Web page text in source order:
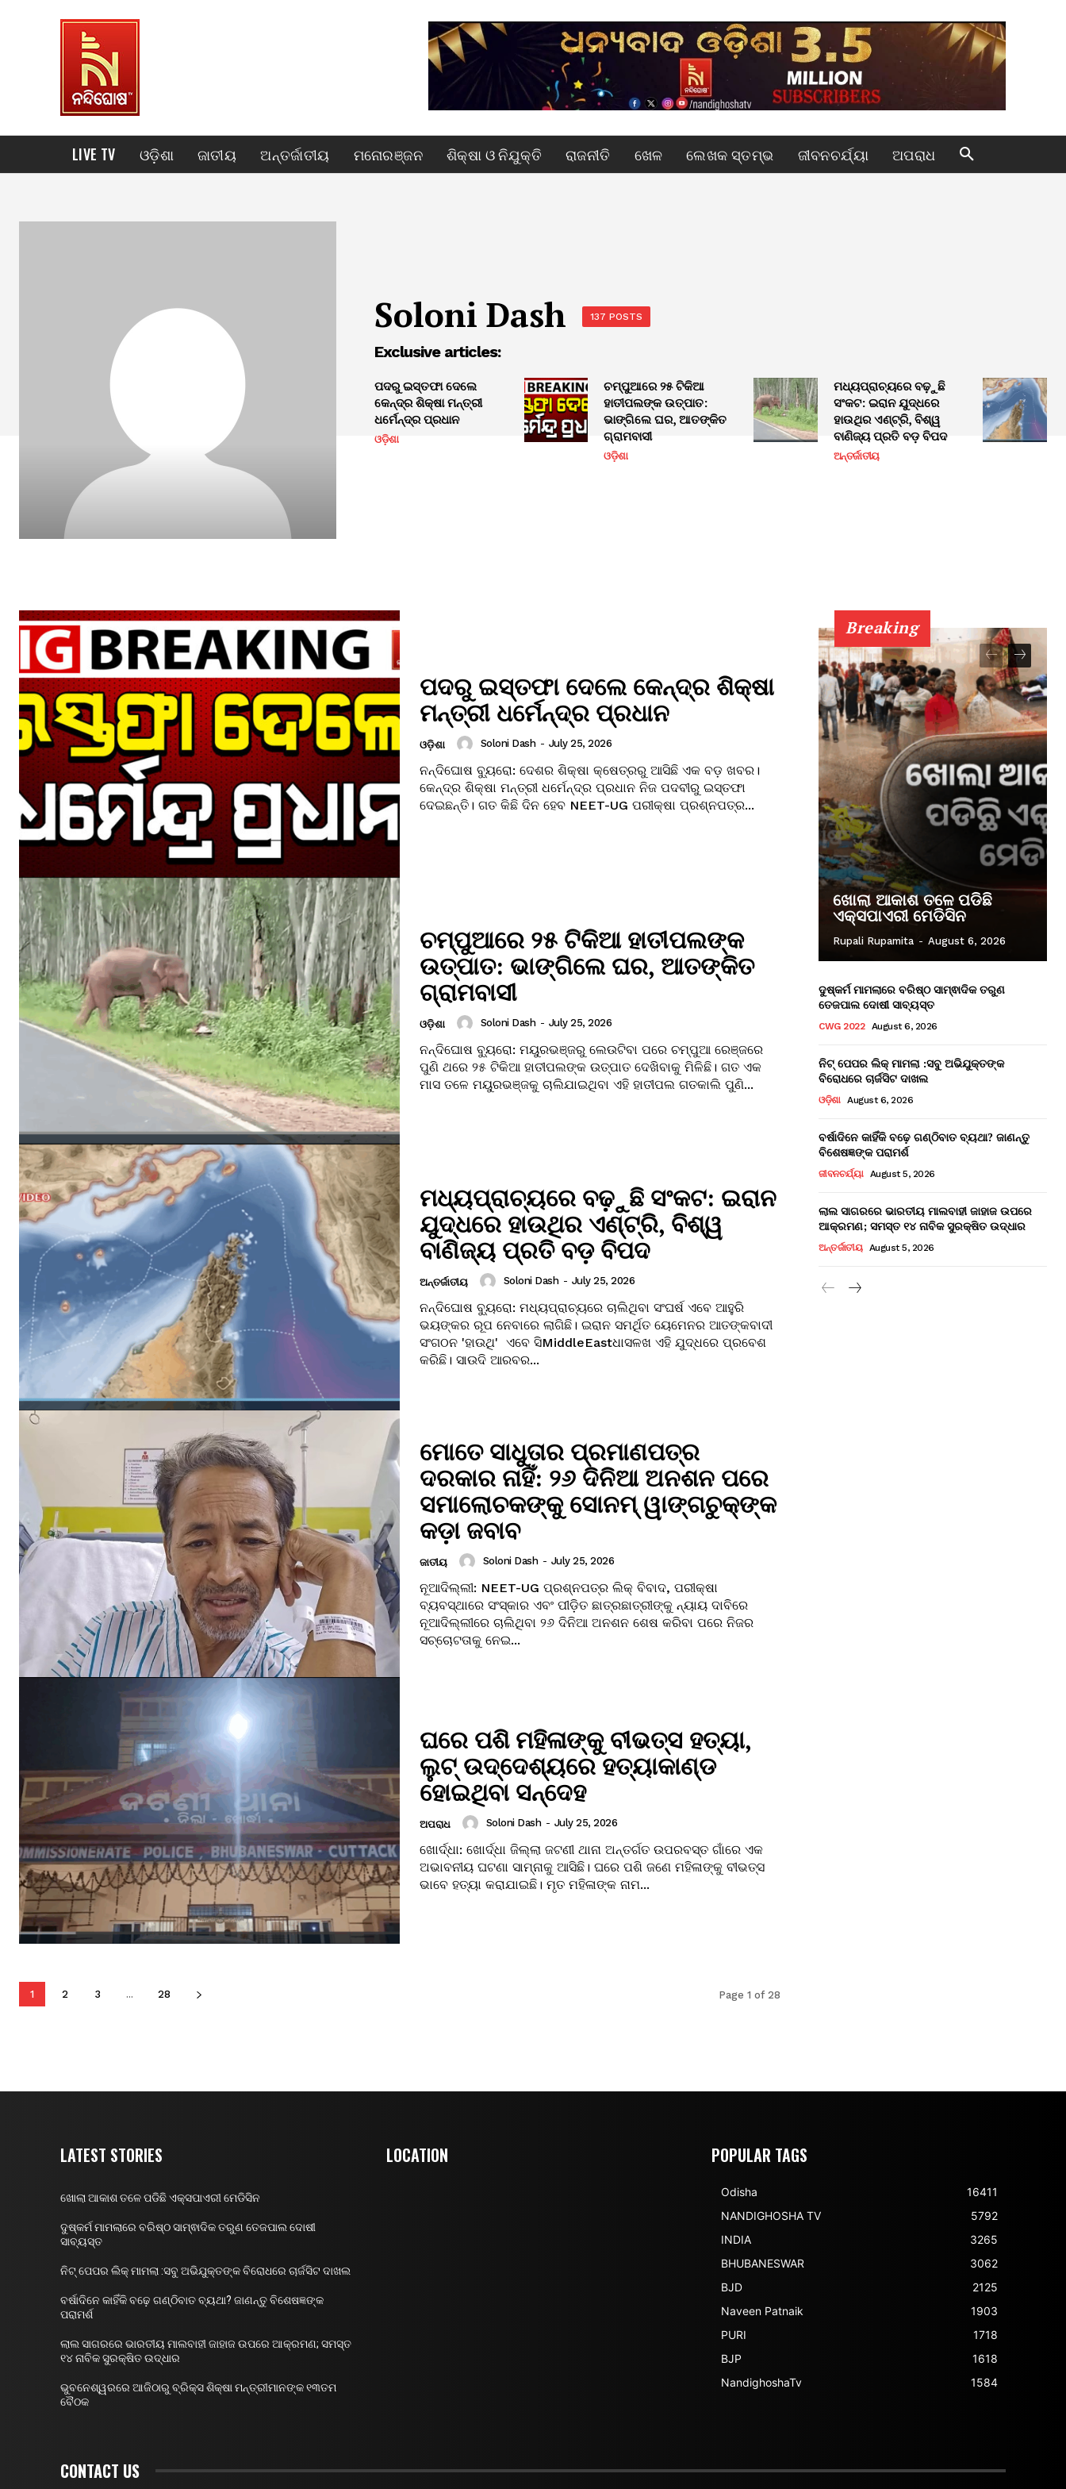
LIVE TV ଓଡ଼ିଶା ଜାତୀୟ ଅନ୍ତର୍ଜାତୀୟ ମନୋରଞ୍ଜନ ଶିକ୍ଷା ଓ ନିଯୁକ୍ତି ରାଜନୀତି ଖେଳ ଲେଖକ ସ୍ତମ୍ଭ ଜୀବନଚର୍ଯ୍ୟା ଅପରାଧ
Soloni Dash 137 POSTS
Exclusive articles:
ପଦରୁ ଇସ୍ତଫା ଦେଲେ
କେନ୍ଦ୍ର ଶିକ୍ଷା ମନ୍ତ୍ରୀ
ଧର୍ମେନ୍ଦ୍ର ପ୍ରଧାନ
ଓଡ଼ିଶା
ଚମ୍ପୁଆରେ ୨୫ ଟିକିଆ
ହାତୀପଲଙ୍କ ଉତ୍ପାତ:
ଭାଙ୍ଗିଲେ ଘର, ଆତଙ୍କିତ
ଗ୍ରାମବାସୀ
ଓଡ଼ିଶା
ମଧ୍ୟପ୍ରାଚ୍ୟରେ ବଢ଼ୁଛି
ସଂକଟ: ଇରାନ ଯୁଦ୍ଧରେ
ହାଉଥିର ଏଣ୍ଟ୍ରି, ବିଶ୍ୱ
ବାଣିଜ୍ୟ ପ୍ରତି ବଡ଼ ବିପଦ
ଅନ୍ତର୍ଜାତୀୟ
ପଦରୁ ଇସ୍ତଫା ଦେଲେ କେନ୍ଦ୍ର ଶିକ୍ଷା
ମନ୍ତ୍ରୀ ଧର୍ମେନ୍ଦ୍ର ପ୍ରଧାନ
ଓଡ଼ିଶା Soloni Dash - July 25, 2026
ନନ୍ଦିଘୋଷ ବ୍ୟୁରୋ: ଦେଶର ଶିକ୍ଷା କ୍ଷେତ୍ରରୁ ଆସିଛି ଏକ ବଡ଼ ଖବର।
କେନ୍ଦ୍ର ଶିକ୍ଷା ମନ୍ତ୍ରୀ ଧର୍ମେନ୍ଦ୍ର ପ୍ରଧାନ ନିଜ ପଦବୀରୁ ଇସ୍ତଫା
ଦେଇଛନ୍ତି। ଗତ କିଛି ଦିନ ହେବ NEET-UG ପରୀକ୍ଷା ପ୍ରଶ୍ନପତ୍ର...
ଚମ୍ପୁଆରେ ୨୫ ଟିକିଆ ହାତୀପଲଙ୍କ
ଉତ୍ପାତ: ଭାଙ୍ଗିଲେ ଘର, ଆତଙ୍କିତ
ଗ୍ରାମବାସୀ
ଓଡ଼ିଶା Soloni Dash - July 25, 2026
ନନ୍ଦିଘୋଷ ବ୍ୟୁରୋ: ମୟୁରଭଞ୍ଜରୁ ଲେଉଟିବା ପରେ ଚମ୍ପୁଆ ରେଞ୍ଜରେ
ପୁଣି ଥରେ ୨୫ ଟିକିଆ ହାତୀପଲଙ୍କ ଉତ୍ପାତ ଦେଖିବାକୁ ମିଳିଛି। ଗତ ଏକ
ମାସ ତଳେ ମୟୁରଭଞ୍ଜକୁ ଚାଲିଯାଇଥିବା ଏହି ହାତୀପଲ ଗତକାଲି ପୁଣି...
ମଧ୍ୟପ୍ରାଚ୍ୟରେ ବଢ଼ୁଛି ସଂକଟ: ଇରାନ
ଯୁଦ୍ଧରେ ହାଉଥିର ଏଣ୍ଟ୍ରି, ବିଶ୍ୱ
ବାଣିଜ୍ୟ ପ୍ରତି ବଡ଼ ବିପଦ
ଅନ୍ତର୍ଜାତୀୟ Soloni Dash - July 25, 2026
ନନ୍ଦିଘୋଷ ବ୍ୟୁରୋ: ମଧ୍ୟପ୍ରାଚ୍ୟରେ ଚାଲିଥିବା ସଂଘର୍ଷ ଏବେ ଆହୁରି
ଭୟଙ୍କର ରୂପ ନେବାରେ ଲାଗିଛି। ଇରାନ ସମର୍ଥିତ ୟେମେନର ଆତଙ୍କବାଦୀ
ସଂଗଠନ 'ହାଉଥି' ଏବେ ସିMiddleEastଧାସଳଖ ଏହି ଯୁଦ୍ଧରେ ପ୍ରବେଶ
କରିଛି। ସାଉଦି ଆରବର...
ମୋତେ ସାଧୁତାର ପ୍ରମାଣପତ୍ର
ଦରକାର ନାହିଁ: ୨୬ ଦିନିଆ ଅନଶନ ପରେ
ସମାଲୋଚକଙ୍କୁ ସୋନମ୍ ୱାଙ୍ଗଚୁକ୍‌ଙ୍କ
କଡ଼ା ଜବାବ
ଜାତୀୟ Soloni Dash - July 25, 2026
ନୂଆଦିଲ୍ଲୀ: NEET-UG ପ୍ରଶ୍ନପତ୍ର ଲିକ୍ ବିବାଦ, ପରୀକ୍ଷା
ବ୍ୟବସ୍ଥାରେ ସଂସ୍କାର ଏବଂ ପୀଡ଼ିତ ଛାତ୍ରଛାତ୍ରୀଙ୍କୁ ନ୍ୟାୟ ଦାବିରେ
ନୂଆଦିଲ୍ଲୀରେ ଚାଲିଥିବା ୨୬ ଦିନିଆ ଅନଶନ ଶେଷ କରିବା ପରେ ନିଜର
ସଚ୍ଚୋଟତାକୁ ନେଇ...
ଘରେ ପଶି ମହିଳାଙ୍କୁ ବୀଭତ୍ସ ହତ୍ୟା,
ଲୁଟ୍ ଉଦ୍ଦେଶ୍ୟରେ ହତ୍ୟାକାଣ୍ଡ
ହୋଇଥିବା ସନ୍ଦେହ
ଅପରାଧ Soloni Dash - July 25, 2026
ଖୋର୍ଦ୍ଧା: ଖୋର୍ଦ୍ଧା ଜିଲ୍ଲା ଜଟଣୀ ଥାନା ଅନ୍ତର୍ଗତ ଉପରବସ୍ତ ଗାଁରେ ଏକ
ଅଭାବନୀୟ ଘଟଣା ସାମ୍ନାକୁ ଆସିଛି। ଘରେ ପଶି ଜଣେ ମହିଳାଙ୍କୁ ବୀଭତ୍ସ
ଭାବେ ହତ୍ୟା କରାଯାଇଛି। ମୃତ ମହିଳାଙ୍କ ନାମ...
1 2 3 ... 28 Page 1 of 28
Breaking
ଖୋଲା ଆକାଶ ତଳେ ପଡିଛି
ଏକ୍ସପାଏରୀ ମେଡିସିନ
Rupali Rupamita - August 6, 2026
ଦୁଷ୍କର୍ମ ମାମଲାରେ ବରିଷ୍ଠ ସାମ୍ଵାଦିକ ତରୁଣ
ତେଜପାଲ ଦୋଷୀ ସାବ୍ୟସ୍ତ
CWG 2022 August 6, 2026
ନିଟ୍ ପେପର ଲିକ୍ ମାମଲା :ସବୁ ଅଭିଯୁକ୍ତଙ୍କ
ବିରୋଧରେ ଚାର୍ଜସିଟ ଦାଖଲ
ଓଡ଼ିଶା August 6, 2026
ବର୍ଷାଦିନେ କାହିଁକି ବଢ଼େ ଗଣ୍ଠିବାତ ବ୍ୟଥା? ଜାଣନ୍ତୁ
ବିଶେଷଜ୍ଞଙ୍କ ପରାମର୍ଶ
ଜୀବନଚର୍ଯ୍ୟା August 5, 2026
ଲାଲ ସାଗରରେ ଭାରତୀୟ ମାଲବାହୀ ଜାହାଜ ଉପରେ
ଆକ୍ରମଣ; ସମସ୍ତ ୧୪ ନାବିକ ସୁରକ୍ଷିତ ଉଦ୍ଧାର
ଅନ୍ତର୍ଜାତୀୟ August 5, 2026
LATEST STORIES
ଖୋଲା ଆକାଶ ତଳେ ପଡିଛି ଏକ୍ସପାଏରୀ ମେଡିସିନ
ଦୁଷ୍କର୍ମ ମାମଲାରେ ବରିଷ୍ଠ ସାମ୍ଵାଦିକ ତରୁଣ ତେଜପାଲ ଦୋଷୀ
ସାବ୍ୟସ୍ତ
ନିଟ୍ ପେପର ଲିକ୍ ମାମଲା :ସବୁ ଅଭିଯୁକ୍ତଙ୍କ ବିରୋଧରେ ଚାର୍ଜସିଟ ଦାଖଲ
ବର୍ଷାଦିନେ କାହିଁକି ବଢ଼େ ଗଣ୍ଠିବାତ ବ୍ୟଥା? ଜାଣନ୍ତୁ ବିଶେଷଜ୍ଞଙ୍କ
ପରାମର୍ଶ
ଲାଲ ସାଗରରେ ଭାରତୀୟ ମାଲବାହୀ ଜାହାଜ ଉପରେ ଆକ୍ରମଣ; ସମସ୍ତ
୧୪ ନାବିକ ସୁରକ୍ଷିତ ଉଦ୍ଧାର
ଭୁବନେଶ୍ୱରରେ ଆଜିଠାରୁ ବ୍ରିକ୍ସ ଶିକ୍ଷା ମନ୍ତ୍ରୀମାନଙ୍କ ୧୩ତମ
ବୈଠକ
LOCATION POPULAR TAGS
Odisha
16411
NANDIGHOSHA TV
5792
INDIA
3265
BHUBANESWAR
3062
BJD
2125
Naveen Patnaik
1903
PURI
1718
BJP
1618
NandighoshaTv
1584
CONTACT US